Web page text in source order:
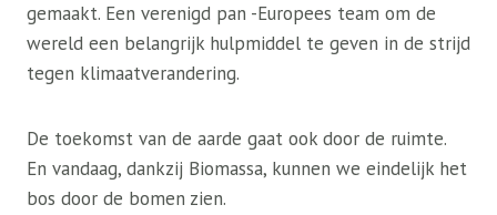
gemaakt. Een verenigd pan -Europees team om de
wereld een belangrijk hulpmiddel te geven in de strijd
tegen klimaatverandering.
De toekomst van de aarde gaat ook door de ruimte.
En vandaag, dankzij Biomassa, kunnen we eindelijk het
bos door de bomen zien.